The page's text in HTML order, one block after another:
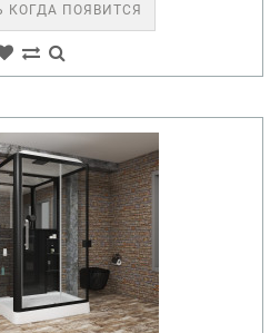
КОГДА ПОЯВИТСЯ